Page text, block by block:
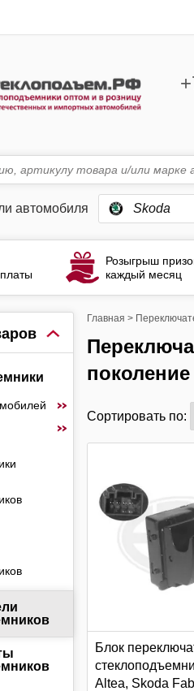
автомобиля Skoda
Розыгрыш
каждый месяц
Главная >
Переключатели стеклоподъемников Skoda Octavia 2
поколение
Сортировать по:
Блок
Altea, Skoda